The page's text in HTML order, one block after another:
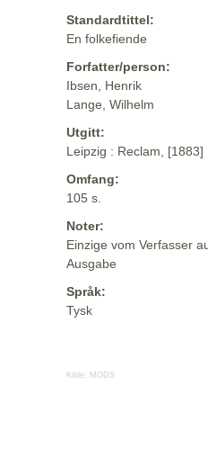
Standardtittel:
En folkefiende
Forfatter/person:
Ibsen, Henrik
Lange, Wilhelm
Utgitt:
Leipzig : Reclam, [1883]
Omfang:
105 s.
Noter:
Einzige vom Verfasser
Ausgabe
Språk:
Tysk
Kilde: MODS